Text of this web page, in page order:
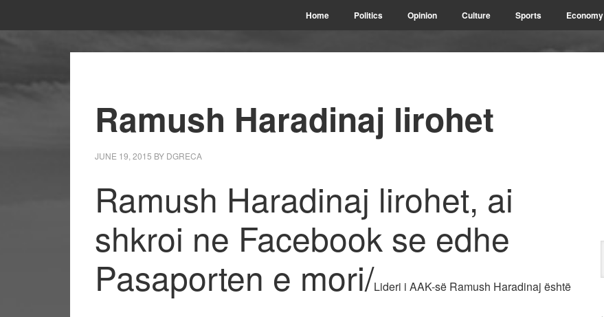
Home Politics Opinion Culture Sports Economy
Ramush Haradinaj lirohet
JUNE 19, 2015 BY DGRECA
Ramush Haradinaj lirohet, ai
shkroi ne Facebook se edhe
Pasaporten e mori/Lideri i AAK-së Ramush Haradinaj është